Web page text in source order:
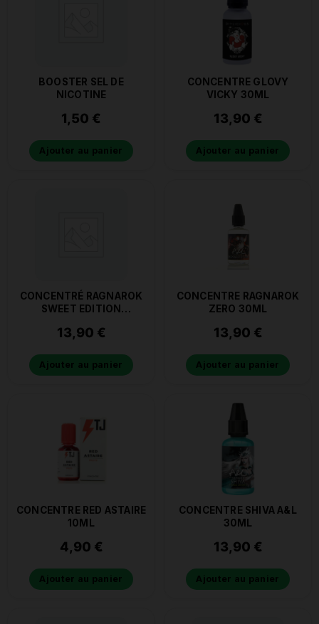
BOOSTER SEL DE
NICOTINE
1,50 €
Ajouter au panier
CONCENTRE GLOVY
VICKY 30ML
13,90 €
Ajouter au panier
CONCENTRÉ RAGNAROK
SWEET EDITION
13,90 €
Ajouter au panier
CONCENTRE RAGNAROK
ZERO 30ML
13,90 €
Ajouter au panier
CONCENTRE RED ASTAIRE
10ML
4,90 €
Ajouter au panier
CONCENTRE SHIVA A&L
30ML
13,90 €
Ajouter au panier